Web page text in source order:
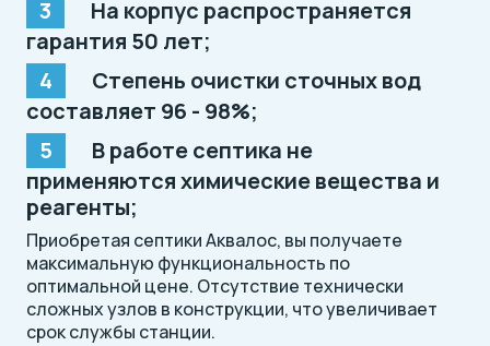
На корпус распространяется
гарантия 50 лет;
Степень очистки сточных вод
составляет 96 - 98%;
В работе септика не
применяются химические вещества и
реагенты;
Приобретая септики Аквалос, вы получаете
максимальную функциональность по
оптимальной цене. Отсутствие технически
сложных узлов в конструкции, что увеличивает
срок службы станции.